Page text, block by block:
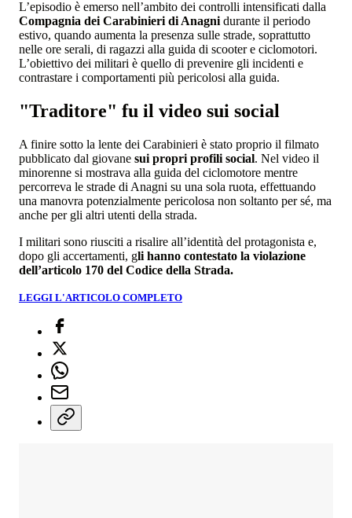
L’episodio è emerso nell’ambito dei controlli intensificati dalla
Compagnia dei Carabinieri di Anagni durante il periodo
estivo, quando aumenta la presenza sulle strade, soprattutto
nelle ore serali, di ragazzi alla guida di scooter e ciclomotori.
L’obiettivo dei militari è quello di prevenire gli incidenti e
contrastare i comportamenti più pericolosi alla guida.
"Traditore" fu il video sui social
A finire sotto la lente dei Carabinieri è stato proprio il filmato
pubblicato dal giovane sui propri profili social. Nel video il
minorenne si mostrava alla guida del ciclomotore mentre
percorreva le strade di Anagni su una sola ruota, effettuando
una manovra potenzialmente pericolosa non soltanto per sé, ma
anche per gli altri utenti della strada.
I militari sono riusciti a risalire all’identità del protagonista e,
dopo gli accertamenti, gli hanno contestato la violazione
dell’articolo 170 del Codice della Strada.
LEGGI L'ARTICOLO COMPLETO